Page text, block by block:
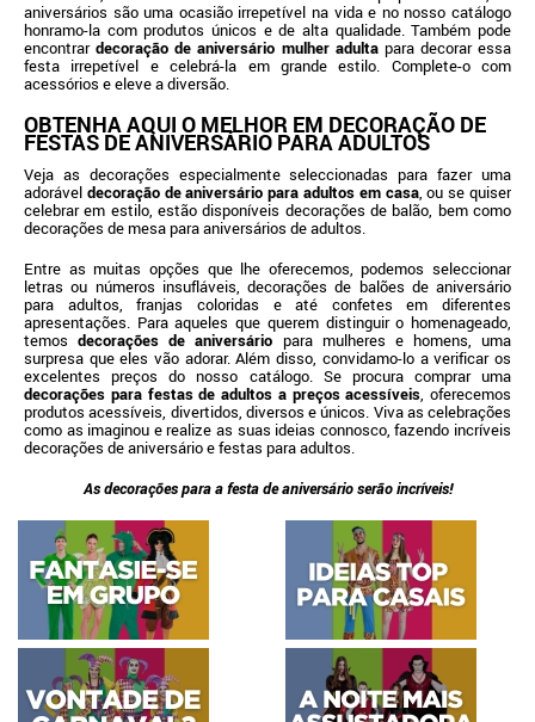
aniversários são uma ocasião irrepetível na vida e no nosso catálogo
honramo-la com produtos únicos e de alta qualidade. Também pode
encontrardecoração de aniversário mulher adultapara decorar essa
festa irrepetível e celebrá-la em grande estilo. Complete-o com
acessórios e eleve a diversão.
OBTENHA AQUI O MELHOR EM DECORAÇÃO DE
FESTAS DE ANIVERSÁRIO PARA ADULTOS
Veja as decorações especialmente seleccionadas para fazer uma
adorável decoração de aniversário para adultos em casa, ou se quiser
celebrar em estilo, estão disponíveis decorações de balão, bem como
decorações de mesa para aniversários de adultos.
Entre as muitas opções que lhe oferecemos, podemos seleccionar
letras ou números insufláveis, decorações de balões de aniversário
para adultos, franjas coloridas e até confetes em diferentes
apresentações. Para aqueles que querem distinguir o homenageado,
temosdecorações de aniversário para mulheres e homens, uma
surpresa que eles vão adorar. Além disso, convidamo-lo a verificar os
excelentes preços do nosso catálogo. Se procura comprar uma
decorações para festas de adultos a preços acessíveis, oferecemos
produtos acessíveis, divertidos, diversos e únicos. Viva as celebrações
como as imaginou e realize as suas ideias connosco, fazendo incríveis
decorações de aniversário e festas para adultos.
As decorações para a festa de aniversário serão incríveis!